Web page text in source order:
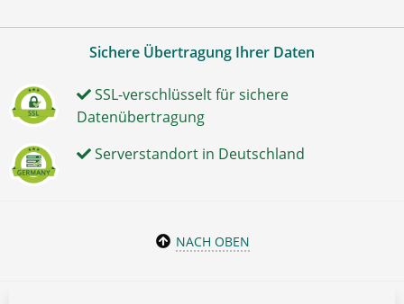
Sichere Übertragung Ihrer Daten
SSL-verschlüsselt für sichere
Datenübertragung
Serverstandort in Deutschland
NACH OBEN